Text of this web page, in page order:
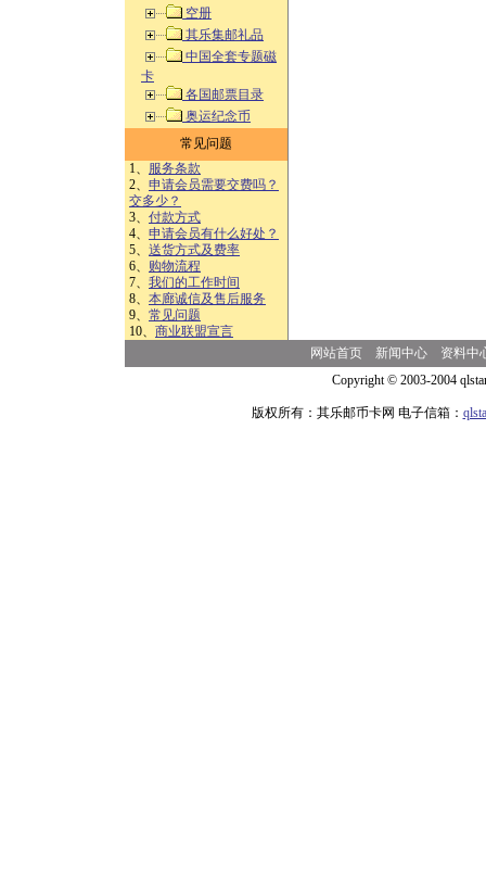
空册
其乐集邮礼品
中国全套专题磁
卡
各国邮票目录
奥运纪念币
常见问题
1、 服务条款
2、 申请会员需要交费吗？
交多少？
3、 付款方式
4、 申请会员有什么好处？
5、 送货方式及费率
6、 购物流程
7、 我们的工作时间
8、 本廊诚信及售后服务
9、 常见问题
10、 商业联盟宣言
网站首页 新闻中心
资料中
Copyright © 2003-2004
版权所有：其乐邮币卡网 电子信箱：